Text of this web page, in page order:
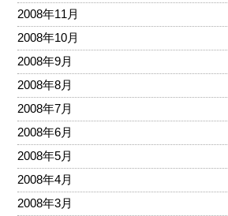
2008年11月
2008年10月
2008年9月
2008年8月
2008年7月
2008年6月
2008年5月
2008年4月
2008年3月